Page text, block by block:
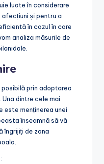
luate în considerare
și pentru a
în cazul în care
analiza măsurile de
prin adoptarea
dintre cele mai
este menținerea unei
înseamnă să vă
îngrijiți de zona